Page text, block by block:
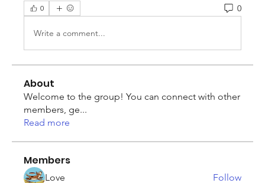
0 0
Write a comment...
About
Welcome to the group! You can connect with other
members, ge...
Read more
Members
Love Follow